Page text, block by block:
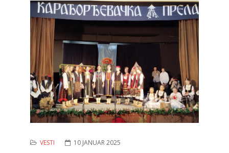
VESTI 10 JANUAR 2025